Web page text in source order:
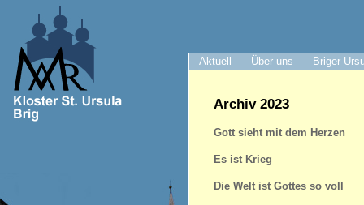
Aktuell Über uns Briger
Archiv 2023
Gott sieht mit dem Herzen
Es ist Krieg
Die Welt ist Gottes so voll